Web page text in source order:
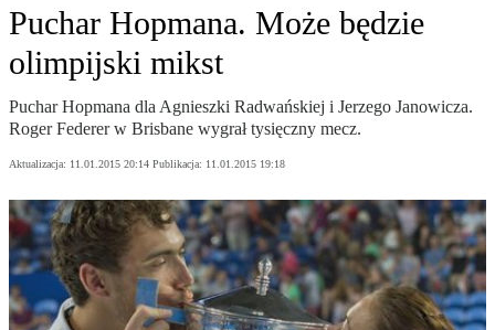
Puchar Hopmana. Może będzie
olimpijski mikst
Puchar Hopmana dla Agnieszki Radwańskiej i Jerzego Janowicza.
Roger Federer w Brisbane wygrał tysięczny mecz.
Aktualizacja: 11.01.2015 20:14 Publikacja: 11.01.2015 19:18